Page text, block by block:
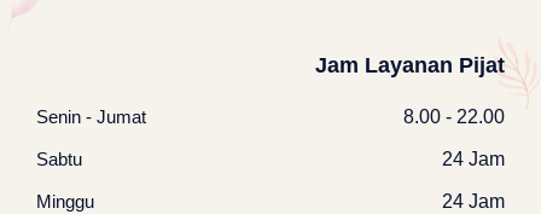
Jam Layanan Pijat
Senin - Jumat 8.00 - 22.00
Sabtu 24 Jam
Minggu 24 Jam